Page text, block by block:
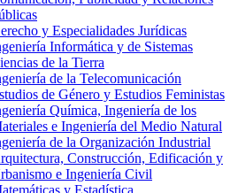
y Especialidades Jurídicas
Informática y de Sistemas
de la Tierra
de la Telecomunicación
de Género y Estudios Feministas
Química, Ingeniería de los
e Ingeniería del Medio Natural
de la Organización Industrial
Construcción, Edificación y
e Ingeniería Civil
y Estadística